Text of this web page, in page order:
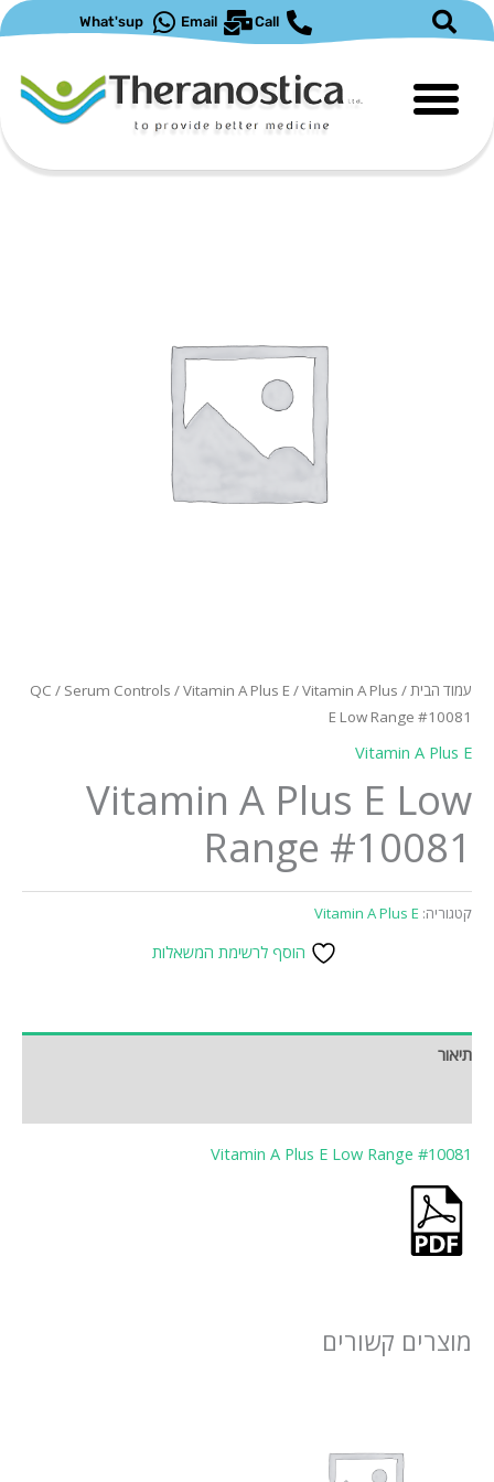
Call
Email
What'sup
עמוד הבית/
QC / Serum Controls /Vitamin A Plus E / Vitamin A Plus
E Low Range #10081
Vitamin A Plus E
Vitamin A Plus E Low
Range #10081
קטגוריה: Vitamin A Plus E
הוסף לרשימת המשאלות
תיאור
Vitamin A Plus E Low Range #10081
מוצרים קשורים